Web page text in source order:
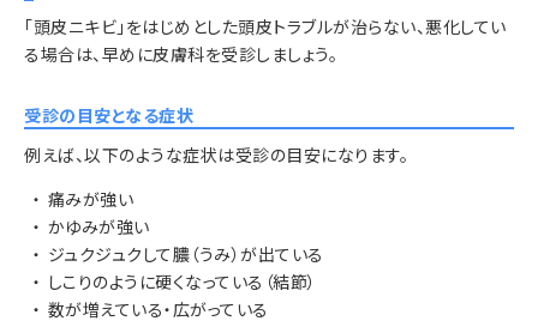
「頭皮ニキビ」をはじめとした頭皮トラブルが治らない、悪化してい
る場合は、早めに皮膚科を受診しましょう。
受診の目安となる症状
例えば、以下のような症状は受診の目安になります。
・ 痛みが強い
・ かゆみが強い
・ ジュクジュクして膿（うみ）が出ている
・ しこりのように硬くなっている（結節）
・ 数が増えている・広がっている